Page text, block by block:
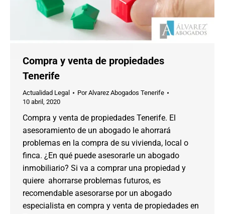
Compra y venta de propiedades
Tenerife
Actualidad Legal PorAlvarez Abogados Tenerife
10 abril, 2020
Compra y venta de propiedades Tenerife. El
asesoramiento de un abogado le ahorrará
problemas en la compra de su vivienda, local o
finca. ¿En qué puede asesorarle un abogado
inmobiliario? Si va a comprar una propiedad y
quiere ahorrarse problemas futuros, es
recomendable asesorarse por un abogado
especialista en compra y venta de propiedades en